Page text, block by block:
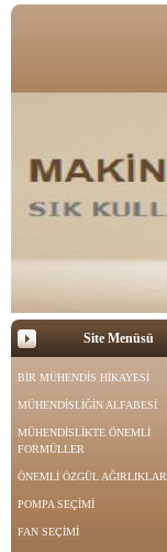
Site Menüsü
BİR MÜHENDİS HİKAYESİ
MÜHENDİSLİĞİN ALFABESİ
MÜHENDİSLİKTE ÖNEMLİ
FORMÜLLER
ÖNEMLİ ÖZGÜL AĞIRLIKLAR
POMPA SEÇİMİ
FAN SEÇİMİ